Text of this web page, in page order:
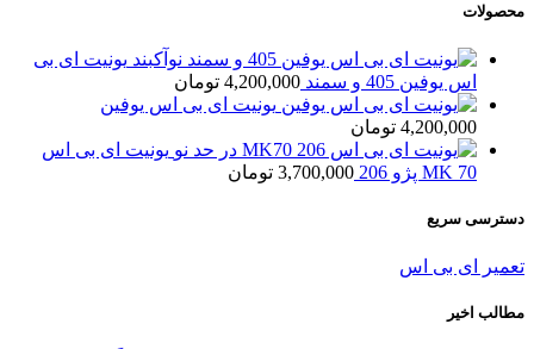
محصولات
یونیت ای بی
اس یوفین 405 و سمند
4,200,000 تومان
یونیت ای بی اس یوفین
4,200,000 تومان
یونیت ای بی اس
MK 70 پژو 206
3,700,000 تومان
دسترسی سریع
تعمیر ای بی اس
مطالب اخیر